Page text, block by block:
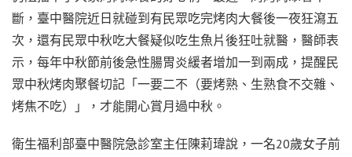
斷，臺中醫院近日就碰到有民眾吃完烤肉大餐後一夜狂瀉五
次，還有民眾中秋吃大餐疑似吃生魚片後狂吐就醫，醫師表
示，每年中秋節前後急性腸胃炎緩者增加一到兩成，提醒民
眾中秋烤肉聚餐切記「一要二不（要烤熟、生熟食不交雜、
烤焦不吃）」，才能開心賞月過中秋。
衛生福利部臺中醫院急診室主任陳莉瑋說，一名20歲女子前